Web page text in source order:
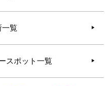
一覧
スポット一覧